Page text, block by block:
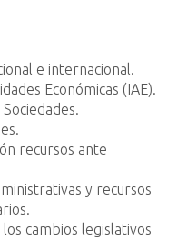
e internacional.
Económicas (IAE).
recursos ante
y recursos
cambios legislativos